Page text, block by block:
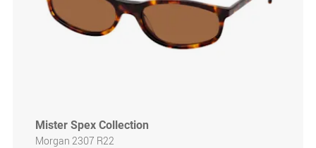
Mister Spex Collection
Morgan 2307 R22